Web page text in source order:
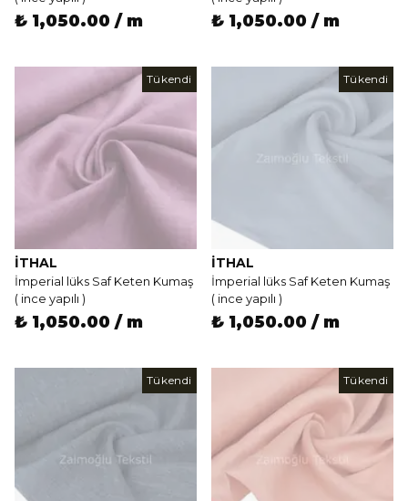
₺ 1,050.00 / m ₺ 1,050.00 / m
Tükendi
İTHAL
İmperial lüks Saf Keten Kumaş
( ince yapılı )
₺ 1,050.00 / m
Tükendi
İTHAL
İmperial lüks Saf Keten Kumaş
( ince yapılı )
₺ 1,050.00 / m
Tükendi Tükendi